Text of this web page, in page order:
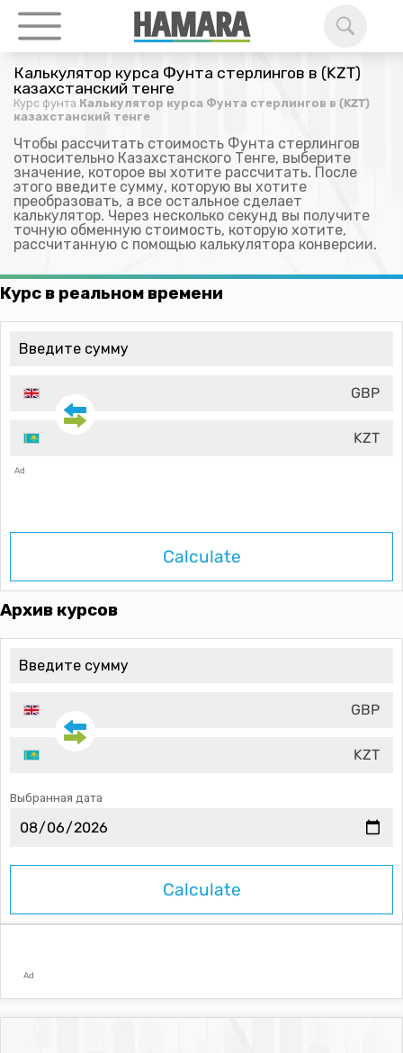
Калькулятор курса Фунта стерлингов в (KZT)
казахстанский тенге
Курс фунта Калькулятор курса Фунта стерлингов в (KZT)
казахстанский тенге
Чтобы рассчитать стоимость Фунта стерлингов
относительно Казахстанского Тенге, выберите
значение, которое вы хотите рассчитать. После
этого введите сумму, которую вы хотите
преобразовать, а все остальное сделает
калькулятор. Через несколько секунд вы получите
точную обменную стоимость, которую хотите,
рассчитанную с помощью калькулятора конверсии.
Курс в реальном времени
GBP
KZT
Ad
Calculate
Архив курсов
GBP
KZT
Выбранная дата
Ad